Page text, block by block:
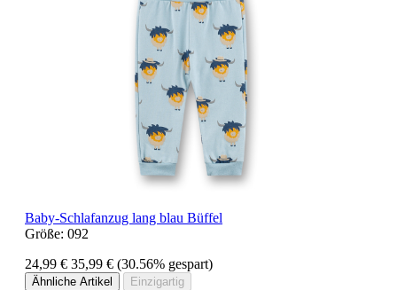
Baby-Schlafanzug lang blau Büffel
Größe: 092
24,99 € 35,99 € (30.56% gespart)
Ähnliche Artikel Einzigartig